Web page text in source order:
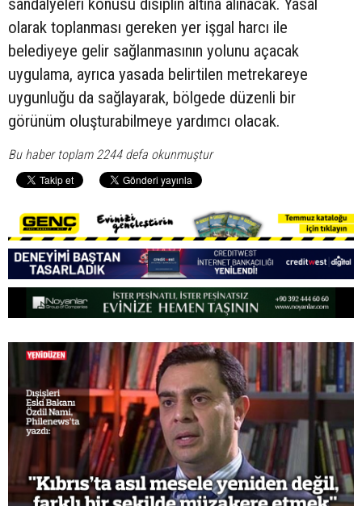
olarak toplanması gereken yer işgal harcı ile
belediyeye gelir sağlanmasının yolunu açacak
uygulama, ayrıca yasada belirtilen metrekareye
uygunluğu da sağlayarak, bölgede düzenli bir
görünüm oluşturabilmeye yardımcı olacak.
Bu haber toplam 2244 defa okunmuştur